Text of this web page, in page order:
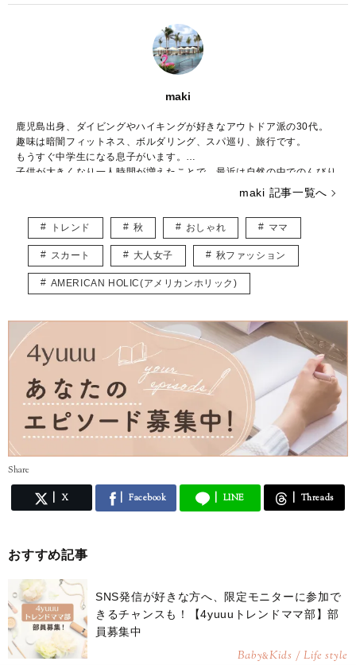
maki
鹿児島出身、ダイビングやハイキングが好きなアウトドア派の30代。
趣味は暗闇フィットネス、ボルダリング、スパ巡り、旅行です。
もうすぐ中学生になる息子がいます。
子供が大きくなり一人時間が増えたことで、最近は自然の中でのんびり
好きなブランドはBCBG MAXAZRIA、ZARAでシーンに合わせて様々な
ファッションを楽しんでいます。
こちらでは主にUNIQLOやGU、しまむらなどのプチプラアイテムを取
り入れたトレンド記事を紹介していきます。
宜しくお願いします。
maki 記事一覧へ
トレンド 秋 おしゃれ ママ
スカート 大人女子 秋ファッション
AMERICAN HOLIC(アメリカンホリック)
Share
X Facebook LINE Threads
おすすめ記事
SNS発信が好きな方へ、限定モニターに参加で
きるチャンスも！【4yuuuトレンドママ部】部
員募集中
Baby&Kids / Life style